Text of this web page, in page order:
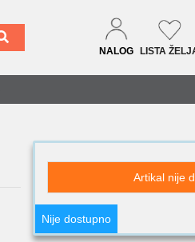
NALOG LISTA
Artikal nije
Nije dostupno